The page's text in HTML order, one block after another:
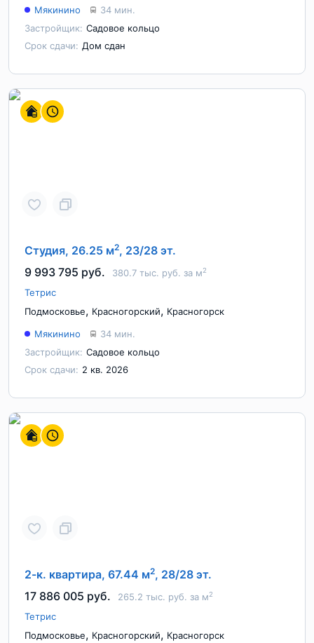
Мякинино
34 мин.
Застройщик: Садовое кольцо
Срок сдачи: Дом сдан
Студия, 26.25 м2, 23/28 эт.
9 993 795 руб.
380.7 тыс. руб. за м2
Тетрис
Подмосковье, Красногорский, Красногорск
Мякинино
34 мин.
Застройщик: Садовое кольцо
Срок сдачи: 2 кв. 2026
2-к. квартира, 67.44 м2, 28/28 эт.
17 886 005 руб.
265.2 тыс. руб. за м2
Тетрис
Подмосковье, Красногорский, Красногорск